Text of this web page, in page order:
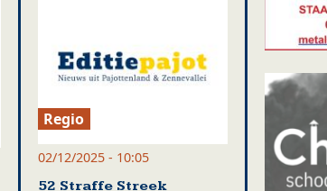
Regio
02/12/2025 - 10:05
52 Straffe Streek